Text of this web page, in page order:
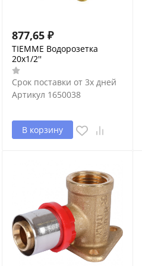
877,65 ₽
TIEMME Водорозетка
20x1/2''
Срок поставки от 3х дней
Артикул 1650038
В корзину